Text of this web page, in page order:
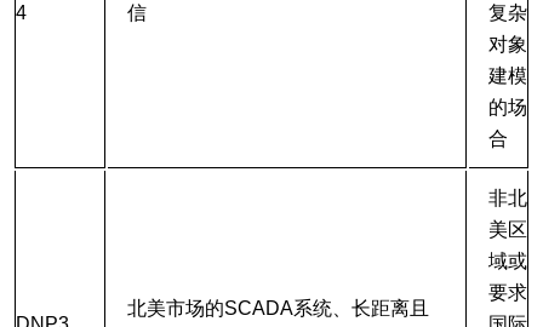
4
信
复杂
对象
建模
的场
合
北美市场的SCADA系统、长距离且
非北
美区
域或
要求